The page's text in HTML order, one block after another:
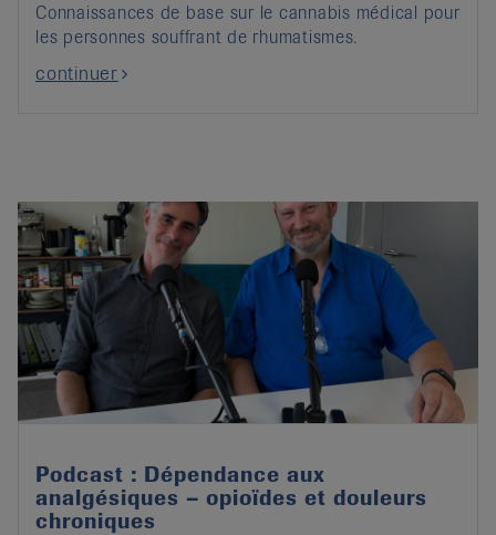
Connaissances de base sur le cannabis médical pour
les personnes souffrant de rhumatismes.
continuer
Podcast : Dépendance aux
analgésiques – opioïdes et douleurs
chroniques